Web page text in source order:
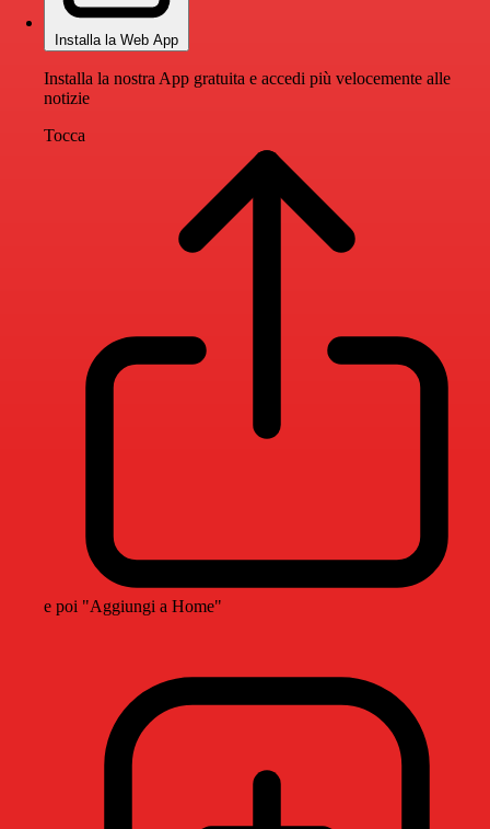
Installa la Web App
Installa la nostra App gratuita e accedi più velocemente alle
notizie
Tocca
e poi "Aggiungi a Home"